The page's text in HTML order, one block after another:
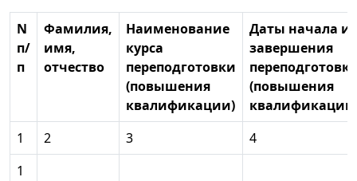
N
п/
п
Фамилия,
имя,
отчество
Наименование
курса
переподготовки
(повышения
квалификации)
Даты начала и
завершения
(повышения
1
2 3
4
1